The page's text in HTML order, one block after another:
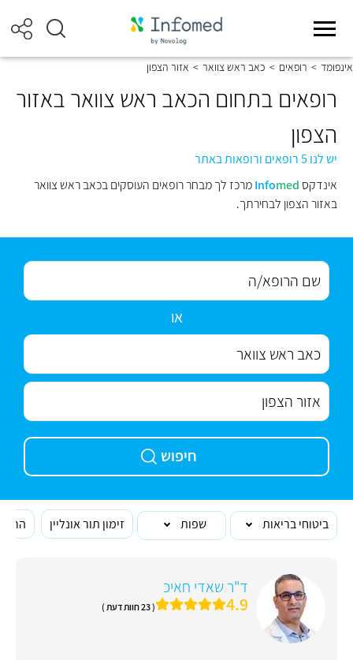
אינפומד > רופאים > כאב ראש צוואר > אזור הצפון
רופאים בתחום הכאב ראש צוואר באזור
הצפון
יש לנו 5 רופאים ורופאות באתר
אינדקס
Infomed
מרכז לך מבחר רופאים העוסקים בכאב ראש צוואר
באזור הצפון לבחירתך.
או
חיפוש
ביטוחי בריאות שפות זימון תור אונליין
ד"ר שאדי חאיכ
4.9 ( 23 חוות דעת )